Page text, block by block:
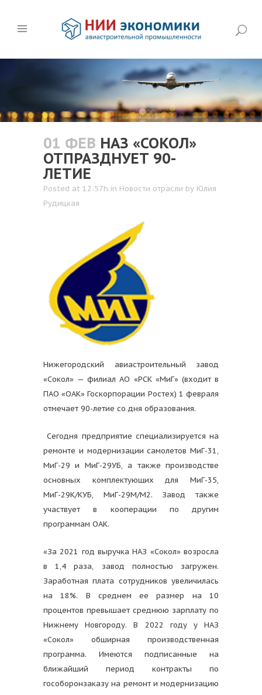
01 ФЕВ НАЗ «СОКОЛ»
ОТПРАЗДНУЕТ 90-
ЛЕТИЕ
Posted at 12:57h in Новости отрасли by Юлия
Рудицкая
Нижегородский авиастроительный завод
«Сокол» — филиал АО «РСК «МиГ» (входит в
ПАО «ОАК» Госкорпорации Ростех) 1 февраля
отмечает 90-летие со дня образования.
Сегодня предприятие специализируется на
ремонте и модернизации самолетов МиГ-31,
МиГ-29 и МиГ-29УБ, а также производстве
основных комплектующих для МиГ-35,
МиГ-29К/КУБ, МиГ-29М/М2. Завод также
участвует в кооперации по другим
программам ОАК.
«За 2021 год выручка НАЗ «Сокол» возросла
в 1,4 раза, завод полностью загружен.
Заработная плата сотрудников увеличилась
на 18%. В среднем ее размер на 10
процентов превышает среднюю зарплату по
Нижнему Новгороду. В 2022 году у НАЗ
«Сокол» обширная производственная
программа. Имеются подписанные на
ближайший период контракты по
гособоронзаказу на ремонт и модернизацию